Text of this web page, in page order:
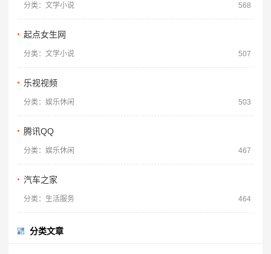
分类：文学小说 568
起点女生网
分类：文学小说 507
乐视视频
分类：娱乐休闲 503
腾讯QQ
分类：娱乐休闲 467
汽车之家
分类：生活服务 464
分类文章